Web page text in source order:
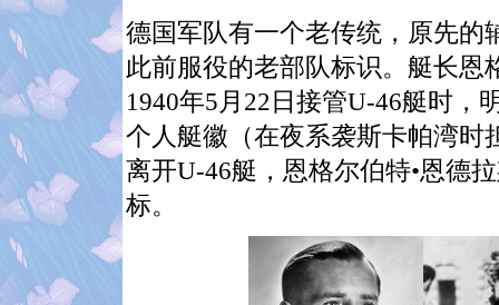
德国军队有一个老传统，原先的
此前服役的老部队标识。艇长恩
1940年5 月 22 日接管U-46艇时，
个人艇徽（在夜系袭斯卡帕湾时
离开U-46艇，恩格尔伯特•恩德
标。